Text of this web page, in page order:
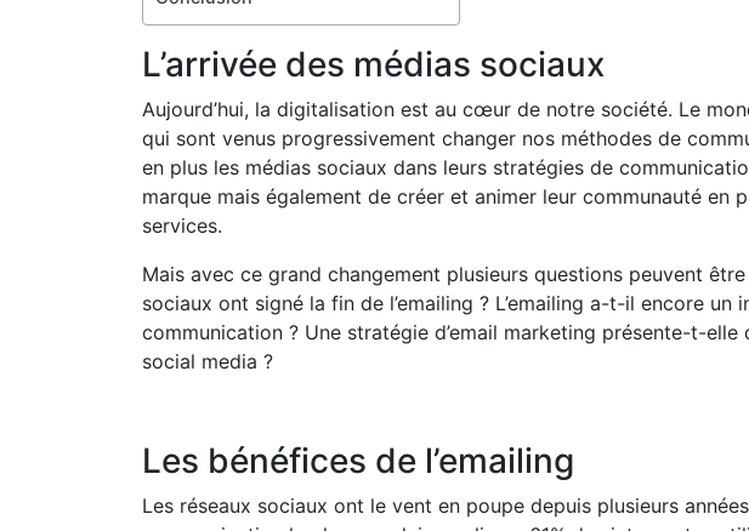
L’arrivée des médias sociaux
Aujourd’hui, la digitalisation est au cœur de notre société. Le
qui sont venus progressivement changer nos méthodes de
en plus les médias sociaux dans leurs stratégies de
marque mais également de créer et animer leur communauté en
services.
Mais avec ce grand changement plusieurs questions peuvent
sociaux ont signé la fin de l’emailing ? L’emailing a-t-il encore un
communication ? Une stratégie d’email marketing présente-t-
social media ?
Les bénéfices de l’emailing
Les réseaux sociaux ont le vent en poupe depuis plusieurs